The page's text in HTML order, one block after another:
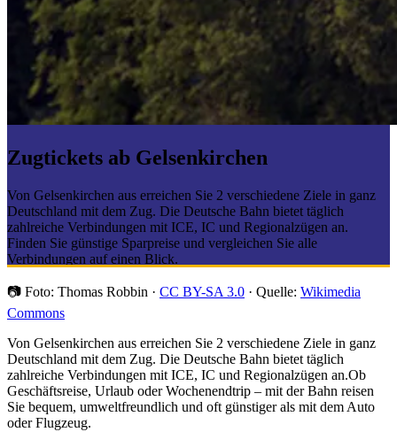
Zugtickets ab Gelsenkirchen
Von Gelsenkirchen aus erreichen Sie 2 verschiedene Ziele in ganz
Deutschland mit dem Zug. Die Deutsche Bahn bietet täglich
zahlreiche Verbindungen mit ICE, IC und Regionalzügen an.
Finden Sie günstige Sparpreise und vergleichen Sie alle
Verbindungen auf einen Blick.
📷 Foto: Thomas Robbin · CC BY-SA 3.0 · Quelle: Wikimedia
Commons
Von Gelsenkirchen aus erreichen Sie 2 verschiedene Ziele in ganz
Deutschland mit dem Zug. Die Deutsche Bahn bietet täglich
zahlreiche Verbindungen mit ICE, IC und Regionalzügen an.Ob
Geschäftsreise, Urlaub oder Wochenendtrip – mit der Bahn reisen
Sie bequem, umweltfreundlich und oft günstiger als mit dem Auto
oder Flugzeug.